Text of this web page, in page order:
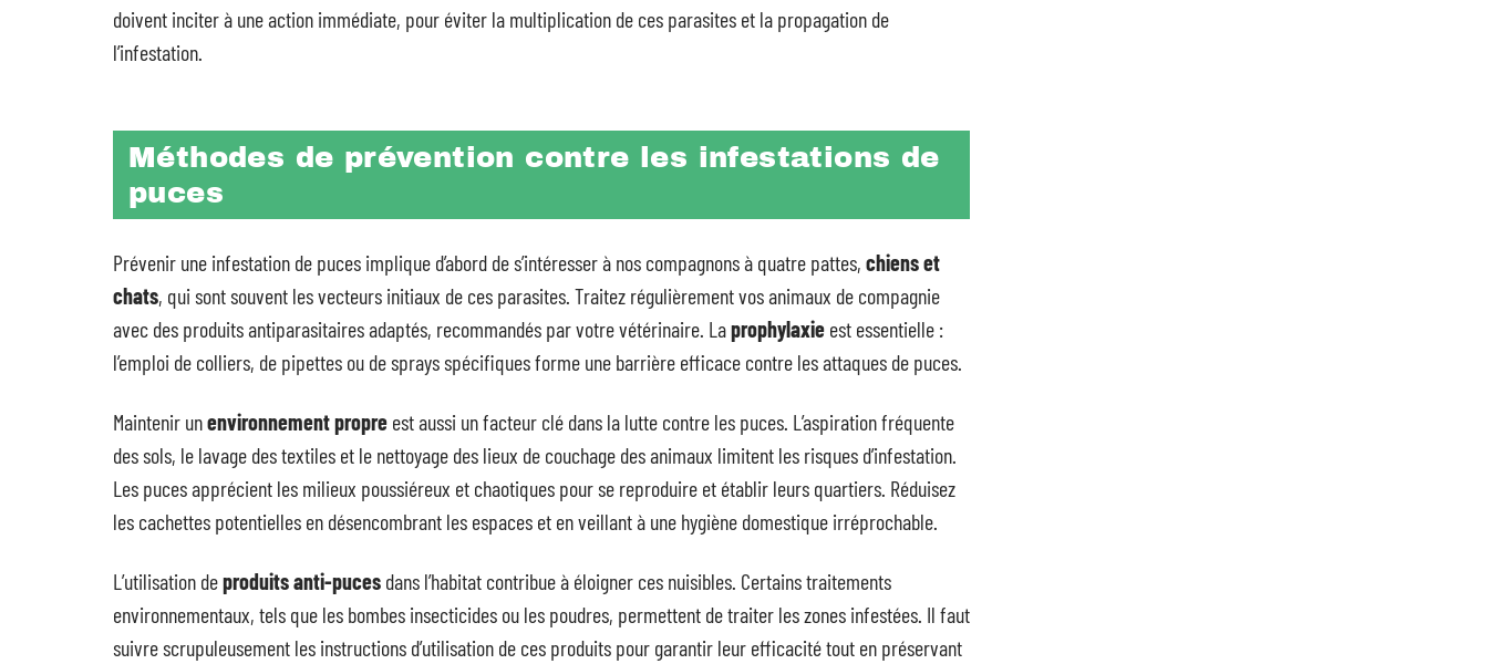
doivent inciter à une action immédiate, pour éviter la multiplication de ces parasites et la propagation de
l’infestation.
Méthodes de prévention contre les infestations de
puces
Prévenir une infestation de puces implique d’abord de s’intéresser à nos compagnons à quatre pattes, chiens et
chats, qui sont souvent les vecteurs initiaux de ces parasites. Traitez régulièrement vos animaux de compagnie
avec des produits antiparasitaires adaptés, recommandés par votre vétérinaire. Laprophylaxie est essentielle :
l’emploi de colliers, de pipettes ou de sprays spécifiques forme une barrière efficace contre les attaques de puces.
Maintenir unenvironnement propre est aussi un facteur clé dans la lutte contre les puces. L’aspiration fréquente
des sols, le lavage des textiles et le nettoyage des lieux de couchage des animaux limitent les risques d’infestation.
Les puces apprécient les milieux poussiéreux et chaotiques pour se reproduire et établir leurs quartiers. Réduisez
les cachettes potentielles en désencombrant les espaces et en veillant à une hygiène domestique irréprochable.
L’utilisation deproduits anti-puces dans l’habitat contribue à éloigner ces nuisibles. Certains traitements
environnementaux, tels que les bombes insecticides ou les poudres, permettent de traiter les zones infestées. Il faut
suivre scrupuleusement les instructions d’utilisation de ces produits pour garantir leur efficacité tout en préservant